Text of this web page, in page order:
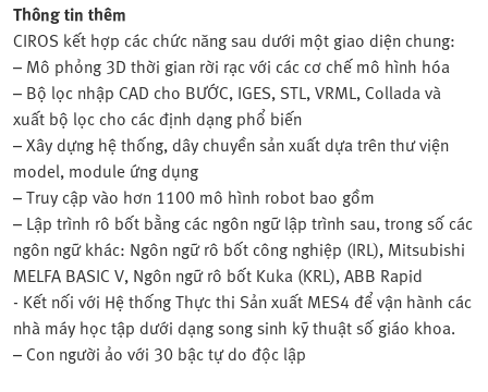
Thông tin thêm
CIROS kết hợp các chức năng sau dưới một giao diện chung:
– Mô phỏng 3D thời gian rời rạc với các cơ chế mô hình hóa
– Bộ lọc nhập CAD cho BƯỚC, IGES, STL, VRML, Collada và
xuất bộ lọc cho các định dạng phổ biến
– Xây dựng hệ thống, dây chuyền sản xuất dựa trên thư viện
model, module ứng dụng
– Truy cập vào hơn 1100 mô hình robot bao gồm
– Lập trình rô bốt bằng các ngôn ngữ lập trình sau, trong số các
ngôn ngữ khác: Ngôn ngữ rô bốt công nghiệp (IRL), Mitsubishi
MELFA BASIC V, Ngôn ngữ rô bốt Kuka (KRL), ABB Rapid
- Kết nối với Hệ thống Thực thi Sản xuất MES4 để vận hành các
nhà máy học tập dưới dạng song sinh kỹ thuật số giáo khoa.
– Con người ảo với 30 bậc tự do độc lập